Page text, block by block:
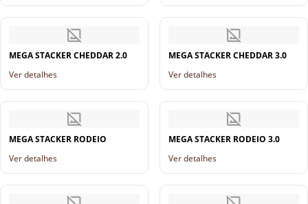
MEGA STACKER CHEDDAR 2.0
Ver detalhes
MEGA STACKER CHEDDAR 3.0
Ver detalhes
MEGA STACKER RODEIO
Ver detalhes
MEGA STACKER RODEIO 3.0
Ver detalhes